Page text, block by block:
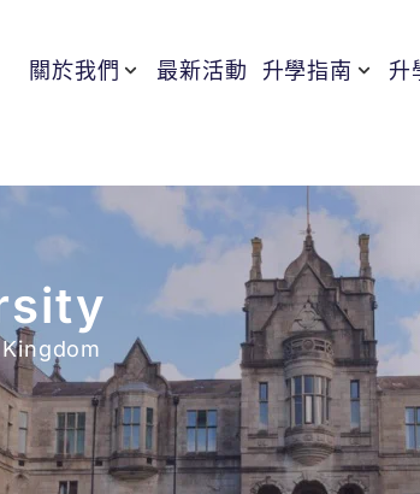
關於我們 最新活動 升學指南 升